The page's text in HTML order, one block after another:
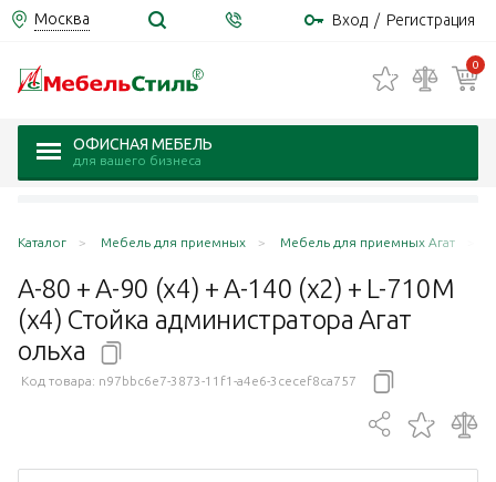
Москва Вход / Регистрация
0
ОФИСНАЯ МЕБЕЛЬ
для вашего бизнеса
Каталог Мебель для приемных Мебель для приемных Агат
А-80 + А-90 (x4) + А-140 (x2) + L-710М
(х4) Стойка администратора Агат
ольха
Код товара: n97bbc6e7-3873-11f1-a4e6-3cecef8ca757